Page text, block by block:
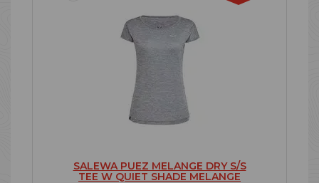
SALEWA PUEZ MELANGE DRY S/S
TEE W QUIET SHADE MELANGE